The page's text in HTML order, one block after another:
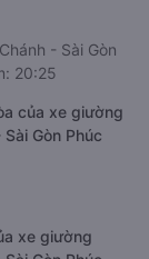
- Sài Gòn
20:25
của xe giường
Gòn Phúc
xe giường